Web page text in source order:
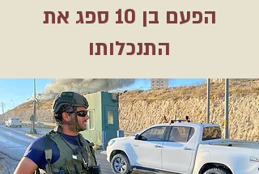
הפעם בן 10 ספג את
התנכלותו